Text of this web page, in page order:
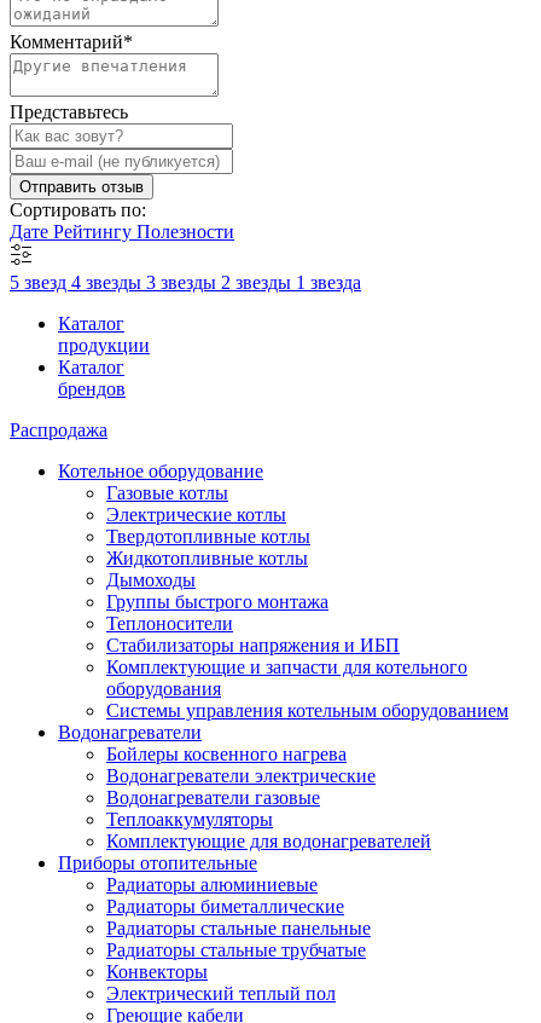
Комментарий*
Представьтесь
Отправить отзыв
Сортировать по:
Дате Рейтингу Полезности
5 звезд 4 звезды 3 звезды 2 звезды 1 звезда
Каталог
продукции
Каталог
брендов
Распродажа
Котельное оборудование
Газовые котлы
Электрические котлы
Твердотопливные котлы
Жидкотопливные котлы
Дымоходы
Группы быстрого монтажа
Теплоносители
Стабилизаторы напряжения и ИБП
Комплектующие и запчасти для котельного
оборудования
Системы управления котельным оборудованием
Водонагреватели
Бойлеры косвенного нагрева
Водонагреватели электрические
Водонагреватели газовые
Теплоаккумуляторы
Комплектующие для водонагревателей
Приборы отопительные
Радиаторы алюминиевые
Радиаторы биметаллические
Радиаторы стальные панельные
Радиаторы стальные трубчатые
Конвекторы
Электрический теплый пол
Греющие кабели